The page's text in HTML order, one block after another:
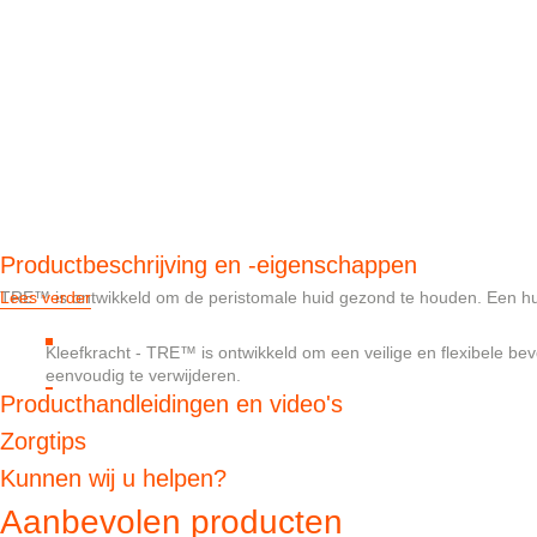
Productbeschrijving en -eigenschappen
TRE™ is ontwikkeld om de peristomale huid gezond te houden. Een
Kleefkracht - TRE™ is ontwikkeld om een veilige en flexibele
eenvoudig te verwijderen.
Absorptie - TRE™ is ontwikkeld om overtollig vocht te
pH balans - Wanneer spijsverterings enzymen in aanraking
milieu voor spijsverterings enzymen, hierdoor worden de
Lees verder
Producthandleidingen en video's
Zorgtips
Kunnen wij u helpen?
Aanbevolen producten